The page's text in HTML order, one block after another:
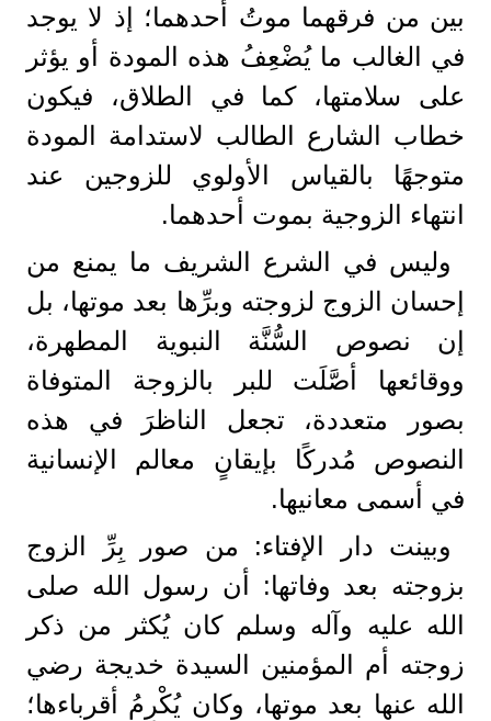
بين من فرقهما موتُ أحدهما؛ إذ لا يوجد
في الغالب ما يُضْعِفُ هذه المودة أو يؤثر
على سلامتها، كما في الطلاق، فيكون
خطاب الشارع الطالب لاستدامة المودة
متوجهًا بالقياس الأولوي للزوجين عند
انتهاء الزوجية بموت أحدهما.
وليس في الشرع الشريف ما يمنع من
إحسان الزوج لزوجته وبرِّها بعد موتها، بل
إن نصوص السُّنَّة النبوية المطهرة،
ووقائعها أصَّلَت للبر بالزوجة المتوفاة
بصور متعددة، تجعل الناظرَ في هذه
النصوص مُدركًا بإيقانٍ معالم الإنسانية
في أسمى معانيها.
وبينت دار الإفتاء: من صور بِرِّ الزوج
بزوجته بعد وفاتها: أن رسول الله صلى
الله عليه وآله وسلم كان يُكثر من ذكر
زوجته أم المؤمنين السيدة خديجة رضي
الله عنها بعد موتها، وكان يُكْرِمُ أقرباءها؛